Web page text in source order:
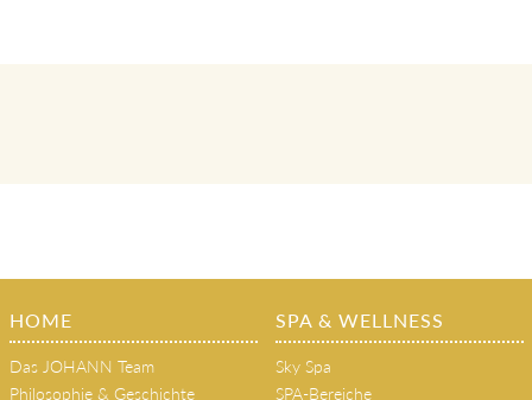
HOME
Das JOHANN Team
Philosophie & Geschichte
SPA & WELLNESS
Sky Spa
SPA-Bereiche